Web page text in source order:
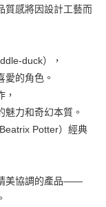
質感將因設計工藝而
duck），
愛的角色。
，
力和奇幻本質。
Potter）經典
美協調的產品——